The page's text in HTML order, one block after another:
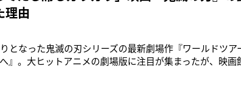
理由
となった鬼滅の刃シリーズの最新劇場作『ワールドツア
』。大ヒットアニメの劇場版に注目が集まったが、映
それも余っていたようだ。《昨日は『鬼滅の刃』の初日
観に行けたんだけ